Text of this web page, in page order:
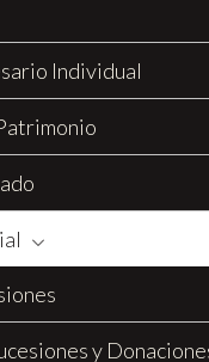
Individual
y